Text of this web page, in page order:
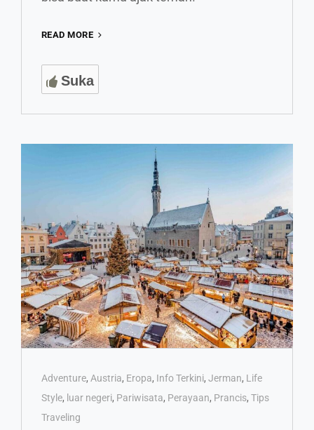
READ MORE
Suka
Cat
Links
Adventure, Austria, Eropa, Info Terkini, Jerman, Life
Style, luar negeri, Pariwisata, Perayaan, Prancis, Tips
Traveling